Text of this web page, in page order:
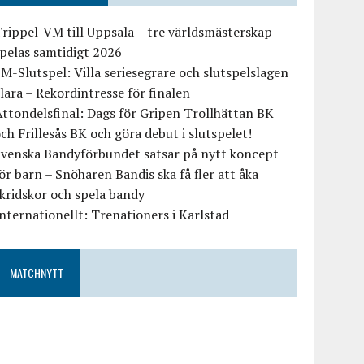
VM till Uppsala – tre världsmästerskap
samtidigt 2026
Slutspel: Villa seriesegrare och slutspelslagen
– Rekordintresse för finalen
Dags för Gripen Trollhättan BK
Frillesås BK och göra debut i slutspelet!
Bandyförbundet satsar på nytt koncept
barn – Snöharen Bandis ska få fler att åka
och spela bandy
Trenationers i Karlstad
MATCHNYTT